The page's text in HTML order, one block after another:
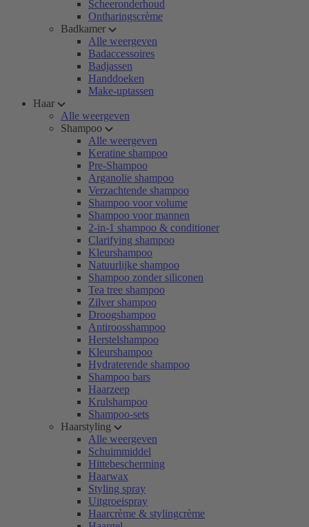
Scheeronderhoud
Ontharingscrème
Badkamer
Alle weergeven
Badaccessoires
Badjassen
Handdoeken
Make-uptassen
Haar
Alle weergeven
Shampoo
Alle weergeven
Keratine shampoo
Pre-Shampoo
Arganolie shampoo
Verzachtende shampoo
Shampoo voor volume
Shampoo voor mannen
2-in-1 shampoo & conditioner
Clarifying shampoo
Kleurshampoo
Natuurlijke shampoo
Shampoo zonder siliconen
Tea tree shampoo
Zilver shampoo
Droogshampoo
Antiroosshampoo
Herstelshampoo
Kleurshampoo
Hydraterende shampoo
Shampoo bars
Haarzeep
Krulshampoo
Shampoo-sets
Haarstyling
Alle weergeven
Schuimmiddel
Hittebescherming
Haarwax
Styling spray
Uitgroeispray
Haarcrème & stylingcrème